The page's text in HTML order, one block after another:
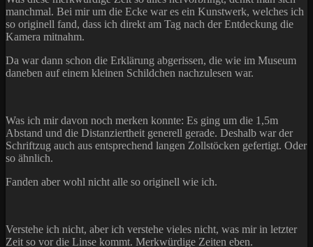
manchmal. Bei mir um die Ecke war es ein Kunstwerk, welches ich
so originell fand, dass ich direkt am Tag nach der Entdeckung die
Kamera mitnahm.
Da war dann schon die Erklärung abgerissen, die wie im Museum
daneben auf einem kleinen Schildchen nachzulesen war.
Was ich mir davon noch merken konnte: Es ging um die 1,5m
Abstand und die Distanziertheit generell gerade. Deshalb war der
Schriftzug auch aus entsprechend langen Zollstöcken gefertigt. Oder
so ähnlich.
Fanden aber wohl nicht alle so originell wie ich.
Verstehe ich nicht, aber ich verstehe vieles nicht, was mir in letzter
Zeit so vor die Linse kommt. Merkwürdige Zeiten eben.